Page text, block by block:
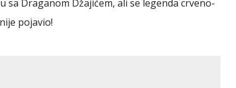
sa Draganom Džajićem, ali se legenda crveno-
pojavio!